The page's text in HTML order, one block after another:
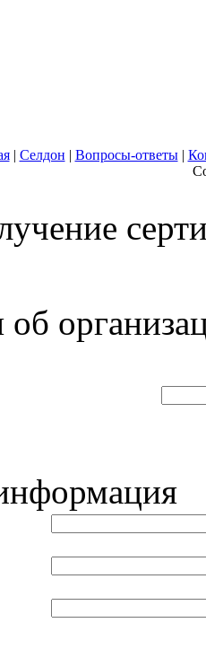
| Селдон | Вопросы-ответы|